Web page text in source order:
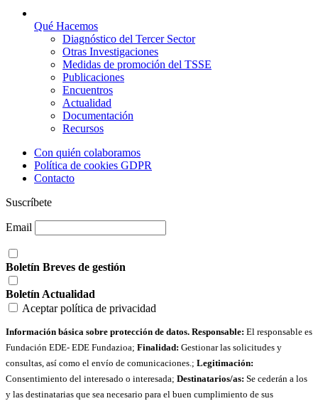
Qué Hacemos
Diagnóstico del Tercer Sector
Otras Investigaciones
Medidas de promoción del TSSE
Publicaciones
Encuentros
Actualidad
Documentación
Recursos
Con quién colaboramos
Política de cookies GDPR
Contacto
Suscríbete
Email
Boletín Breves de gestión
Boletín Actualidad
Aceptar política de privacidad
Información básica sobre protección de datos. Responsable: El responsable es
Fundación EDE- EDE Fundazioa; Finalidad: Gestionar las solicitudes y
consultas, así como el envío de comunicaciones.; Legitimación:
Consentimiento del interesado o interesada; Destinatarios/as: Se cederán a los
y las destinatarias que sea necesario para el buen cumplimiento de sus